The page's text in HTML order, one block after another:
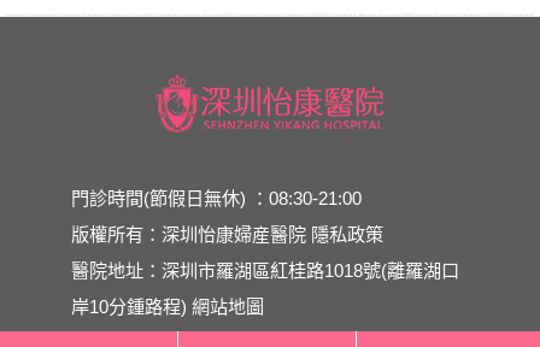
門診時間(節假日無休) ：08:30-21:00
版權所有：深圳怡康婦産醫院 隱私政策
醫院地址：深圳市羅湖區紅桂路1018號(離羅湖口
岸10分鍾路程)網站地圖